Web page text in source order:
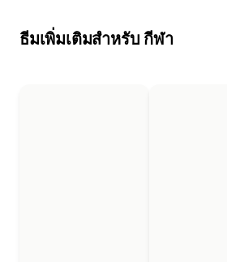
ธีมเพิ่มเติมสำหรับ กีฬา